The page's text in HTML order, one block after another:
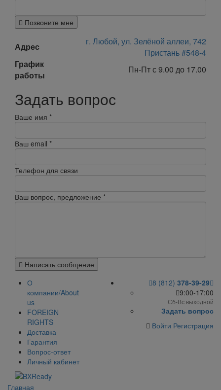
Позвоните мне
Адрес
г. Любой, ул. Зелёной аллеи, 742
Пристань #548-4
График
работы
Пн-Пт с 9.00 до 17.00
Задать вопрос
Ваше имя *
Ваш email *
Телефон для связи
Ваш вопрос, предложение *
Написать сообщение
О
компании/About
us
FOREIGN
RIGHTS
Доставка
Гарантия
Вопрос-ответ
Личный кабинет
8 (812) 378-39-29
9:00-17:00
Сб-Вс выходной
Задать вопрос
Войти Регистрация
Главная